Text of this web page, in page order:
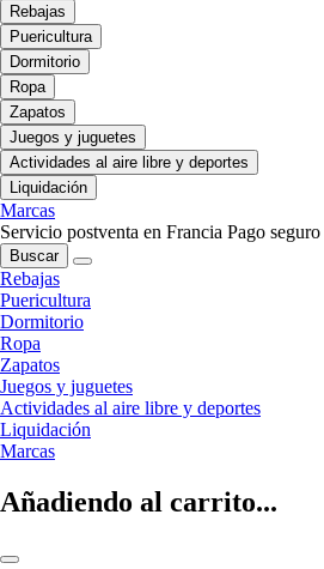
Rebajas
Puericultura
Dormitorio
Ropa
Zapatos
Juegos y juguetes
Actividades al aire libre y deportes
Liquidación
Marcas
Servicio postventa en Francia Pago seguro
Buscar
Rebajas
Puericultura
Dormitorio
Ropa
Zapatos
Juegos y juguetes
Actividades al aire libre y deportes
Liquidación
Marcas
Añadiendo al carrito...